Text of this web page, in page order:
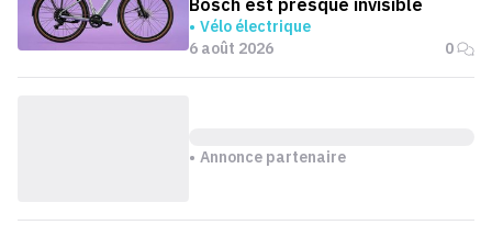
Vélo électrique
6 août 2026
0
Annonce partenaire